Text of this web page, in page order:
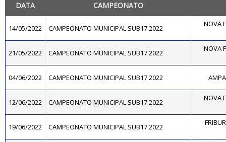
DATA CAMPEONATO
14/05/2022 CAMPEONATO MUNICIPAL SUB17 2022 NOVA
21/05/2022 CAMPEONATO MUNICIPAL SUB17 2022 NOVA
04/06/2022 CAMPEONATO MUNICIPAL SUB17 2022
12/06/2022 CAMPEONATO MUNICIPAL SUB17 2022 NOVA
19/06/2022 CAMPEONATO MUNICIPAL SUB17 2022